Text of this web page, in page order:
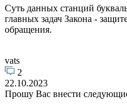
Суть данных станций
главных задач Закона -
обращения.
vats
2
22.10.2023
Прошу Вас внести